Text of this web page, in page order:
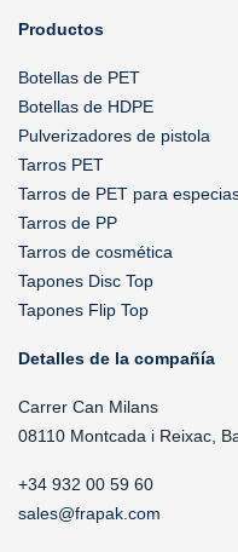
Productos
Botellas de PET
Botellas de HDPE
Pulverizadores de pistola
Tarros PET
Tarros de PET para
Tarros de PP
Tarros de cosmética
Tapones Disc Top
Tapones Flip Top
Detalles de la compañía
Carrer Can Milans
08110 Montcada i Reixac,
+34 932 00 59 60
sales@frapak.com